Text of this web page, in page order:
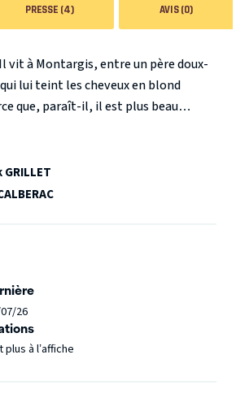
PRESSE (4) AVIS (0)
vit à Montargis, entre un père doux-
lui teint les cheveux en blond
que, paraît-il, il est plus beau
fille qui lui plaît plus que tout l’invite
il est fou de joie. Seul
décident de l’accompagner en
son propre roman, l’auteur de «
mais où Venise, elle, sera au
26
à l’affiche